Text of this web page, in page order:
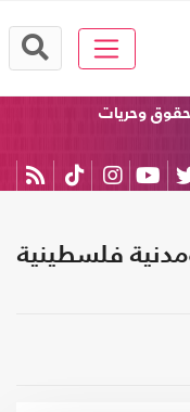
حقوق وحريات
فلسطينية